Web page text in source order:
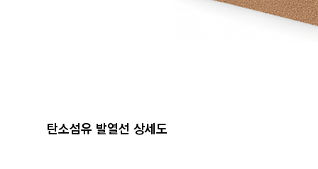
탄소섬유 발열선 상세도